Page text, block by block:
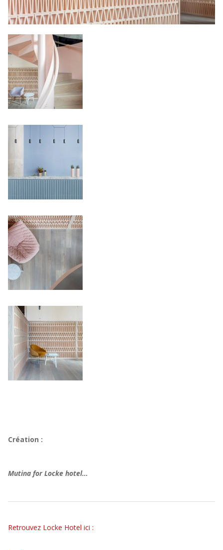
Création :
Mutina for Locke hotel…
Retrouvez Locke Hotel ici :